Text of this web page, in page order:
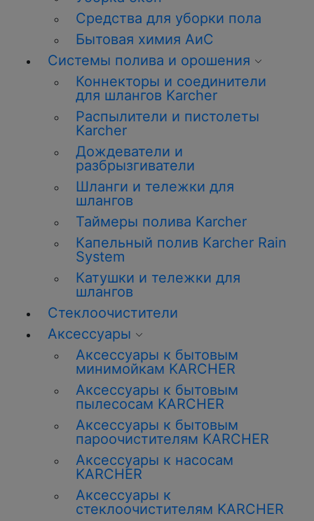
Средства для уборки пола
Бытовая химия АиС
Системы полива и орошения
Коннекторы и соединители
для шлангов Karcher
Распылители и пистолеты
Karcher
Дождеватели и
разбрызгиватели
Шланги и тележки для
шлангов
Таймеры полива Karcher
Капельный полив Karcher Rain
System
Катушки и тележки для
шлангов
Стеклоочистители
Аксессуары
Аксессуары к бытовым
минимойкам KARCHER
Аксессуары к бытовым
пылесосам KARCHER
Аксессуары к бытовым
пароочистителям KARCHER
Аксессуары к насосам
KARCHER
Аксессуары к
стеклоочистителям KARCHER